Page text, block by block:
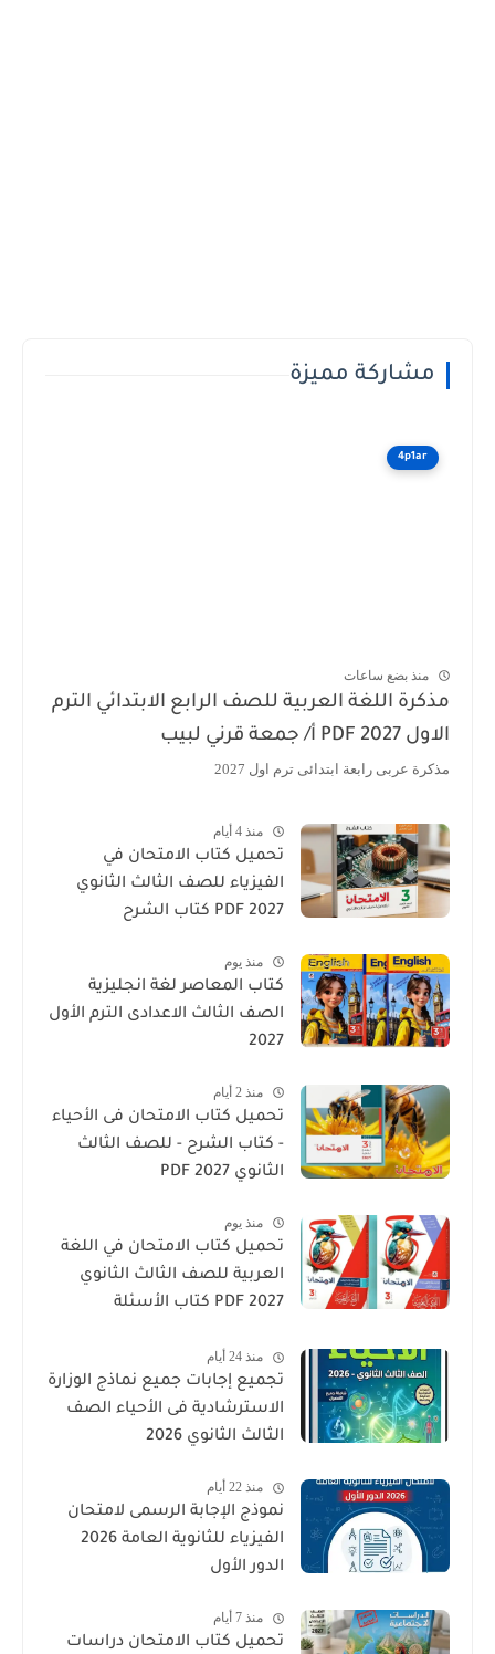
مشاركة مميزة
4p1ar
منذ بضع ساعات
مذكرة اللغة العربية للصف الرابع الابتدائي الترم
الاول 2027 PDF أ/ جمعة قرني لبيب
مذكرة عربى رابعة ابتدائى ترم اول 2027
منذ 4 أيام
تحميل كتاب الامتحان في
الفيزياء للصف الثالث الثانوي
2027 PDF كتاب الشرح
منذ يوم
كتاب المعاصر لغة انجليزية
الصف الثالث الاعدادى الترم الأول
2027
منذ 2 أيام
تحميل كتاب الامتحان فى الأحياء
- كتاب الشرح - للصف الثالث
الثانوي 2027 PDF
منذ يوم
تحميل كتاب الامتحان في اللغة
العربية للصف الثالث الثانوي
2027 PDF كتاب الأسئلة
منذ 24 أيام
تجميع إجابات جميع نماذج الوزارة
الاسترشادية فى الأحياء الصف
الثالث الثانوي 2026
منذ 22 أيام
نموذج الإجابة الرسمى لامتحان
الفيزياء للثانوية العامة 2026
الدور الأول
منذ 7 أيام
تحميل كتاب الامتحان دراسات